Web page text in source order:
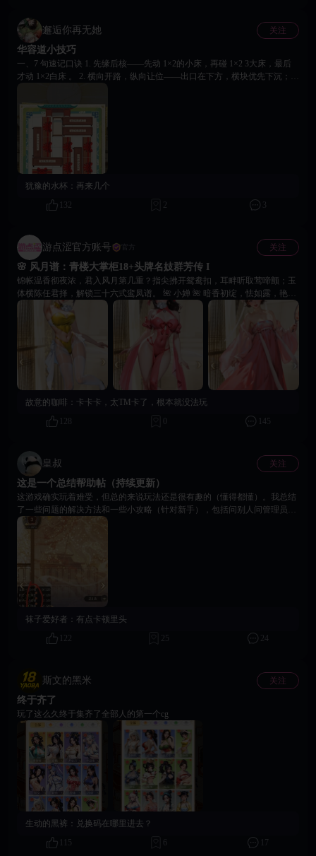
邂逅你再无她 关注
华容道小技巧
一、7 句速记口诀 1. 先缘后核——先动 1×2的小床，再碰 1×2 3大床，最后
才动 1×2白床 。 2. 横向开路，纵向让位——出口在下方，横块优先下沉；竖
操/最大块一旦贴底边就别再拉起，用小兵把缝塞满防回弹。 5. 左右借位，
上下联动——横块卡死时，先上移 1 格再左（右）滑，可省 4-6 步。 6. 回退
重置，死局立返。 7. 终点冲刺，直线下膛——最后 5 步只盯出口，其他块暂
时无视，一口气滑到底。 三、高阶 3 招（想破个人纪录再用） 1. 模块化记
忆：把 10 步拆 3段，每段 3-3步固化成肌肉记忆，思考时间省 30% 。 2. 逆
余步。 3. 双指（多指）操作：手机版几乎同时拖动两个及以上的床，比纯拖
动快 0.3 秒/步， 10 秒馁速通必备。
犹豫的水杯： 再来几个
132
2 3
游点涩官方账号 官方 关注
🌸 风月谱：青楼大掌柜18+头牌名妓群芳传 I
锦帐温香彻夜浓，君入风月第几重？指尖拂开鸳鸯扣，耳畔听取莺啼颤；玉
体横陈任君择，解锁三十六式鸾凤谱。 🌺 小婵 🌺 暗香初绽，怯如露，艳如
火。怯生生的手腕，偏贪恋烛下交叠的温度。 🌺 怜妹 🌺 甜蛊蚀骨，笑是
蜜，指尖是刀。扮作雏雀的妖精，最擅让你溃不成军。 🌺 花小蓉 🌺 双璧承
欢，声糯似糖，身软如浪。贪两份缠绵，化一滩春水。 🙌 登入18Game平
台，成为青楼大掌柜，解锁江湖红尘风月，探索青楼经营秘籍：指尖拂开鸳
鸯扣，耳畔听取莺啼颤；玉体横陈任君择！ 👀 三位佳人性情各异，各位掌
柜们和谁度过了春宵一刻呢？在评论区留下她的名字和你保存过的18+名妓
故意的咖啡：
卡卡卡，太TM卡了，根本就没法玩
128
145
皇叔 关注
这是一个总结帮助帖（持续更新）
这游戏确实玩着难受，但总的来说玩法还是很有趣的（懂得都懂）。我总结
了一些问题的解决方法和一些小攻略（针对新手），包括问别人问管理员的
和自己总结的。希望能帮到各位。 1.卡在水墨界面（或游戏内界面点不动
退，也可以在网站上玩，但网站上玩考验手机性能和网速。可以开流量或者
网络加速VPN代理 3.游戏内显示问题（或界面重叠） 按返回按钮（一般在左
试试上述办法，或等游戏加载（这游戏优化差加载慢） 以上就是一些常见问
题，如果有其他疑问可以在评论区里提问，本人看到会回复，其他兄弟们看
卖身契（零氪玩家适用，买了月卡当我没说） 2.黄金获取：可以查看官方最
新公告获取兑换码，或是等补偿，当然最简单的方法是充值，零氪玩家黄金
获取很难最好攒着花在有用的地方，别用黄金买礼物什么的 二.招募 手帕的
获取途径和黄金相似，但可以签到或者通过活动获得也需要攒，尽量十连再
抽 三.杂类 1.可以提前建设施，建造建筑或解锁更多角色，提升角色可以提
升名气值，解锁更多建筑，能先建楼层就先建 2.任务中的提升角色技能就是
服务里的特殊服务里的那些（当时我做这个任务还疑惑好久，找了半天没找
到技能的标签） 3.优先建筑池子一类的卖肉的建筑，产出的银子多，优先提
升角色加成 4.西域游商能产出礼物提升角色好感度 三关都过了大概率能出绿
色礼物 5.有些礼物是可以赠送的，需要点开约会后，点击叶子（即体力）下
面的那个装饰然后切换到才情/体质/乐艺/柔韧/身材选秀再赠送礼物，如果不
出银子就能买的东西 7.游戏玩法上主要是每天上线领柜台的银子，接客量做
满，送礼物，完成每日任务 字数有限，更多问题可以加讨论群943801154 或
袜子爱好者： 有点卡顿里头
122
25 24
斯文的黑米 关注
终于齐了
玩了这么久终于集齐了全部人的第一个cg
生动的黑裤： 兑换码在哪里进去？
115
6 17